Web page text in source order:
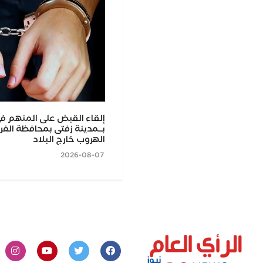
إلقاء القبض على المتهم
بــمدينة زفتى بمحافظة
الهروب خارج البلاد